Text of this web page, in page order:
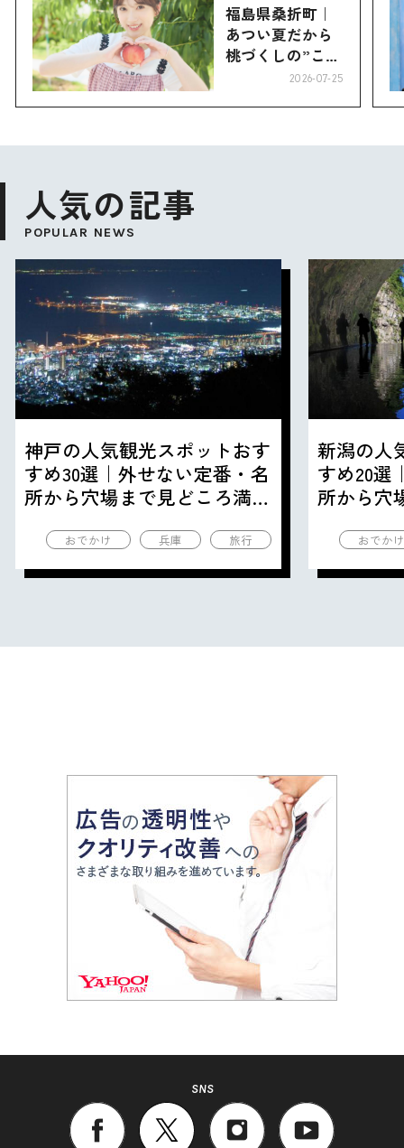
福島県桑折町｜
あつい夏だから
桃づくしの”こお
2026-07-25
人気の記事
POPULAR NEWS
神戸の人気観光スポットおす
すめ30選｜外せない定番・名
所から穴場まで見どころ満載
おでかけ 兵庫 旅行
新潟の人
すめ20選
所から穴
おでか
SNS